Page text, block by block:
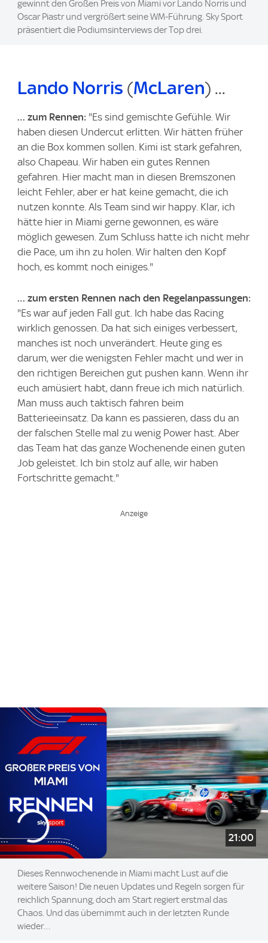
gewinnt den Großen Preis von Miami vor Lando Norris und
Oscar Piastr und vergrößert seine WM-Führung. Sky Sport
präsentiert die Podiumsinterviews der Top drei.
Lando Norris (McLaren) ...
… zum Rennen: "Es sind gemischte Gefühle. Wir
haben diesen Undercut erlitten. Wir hätten früher
an die Box kommen sollen. Kimi ist stark gefahren,
also Chapeau. Wir haben ein gutes Rennen
gefahren. Hier macht man in diesen Bremszonen
leicht Fehler, aber er hat keine gemacht, die ich
nutzen konnte. Als Team sind wir happy. Klar, ich
hätte hier in Miami gerne gewonnen, es wäre
möglich gewesen. Zum Schluss hatte ich nicht mehr
die Pace, um ihn zu holen. Wir halten den Kopf
hoch, es kommt noch einiges."
… zum ersten Rennen nach den Regelanpassungen:
"Es war auf jeden Fall gut. Ich habe das Racing
wirklich genossen. Da hat sich einiges verbessert,
manches ist noch unverändert. Heute ging es
darum, wer die wenigsten Fehler macht und wer in
den richtigen Bereichen gut pushen kann. Wenn ihr
euch amüsiert habt, dann freue ich mich natürlich.
Man muss auch taktisch fahren beim
Batterieeinsatz. Da kann es passieren, dass du an
der falschen Stelle mal zu wenig Power hast. Aber
das Team hat das ganze Wochenende einen guten
Job geleistet. Ich bin stolz auf alle, wir haben
Fortschritte gemacht."
21:00
Dieses Rennwochenende in Miami macht Lust auf die
weitere Saison! Die neuen Updates und Regeln sorgen für
reichlich Spannung, doch am Start regiert erstmal das
Chaos. Und das übernimmt auch in der letzten Runde
wieder…